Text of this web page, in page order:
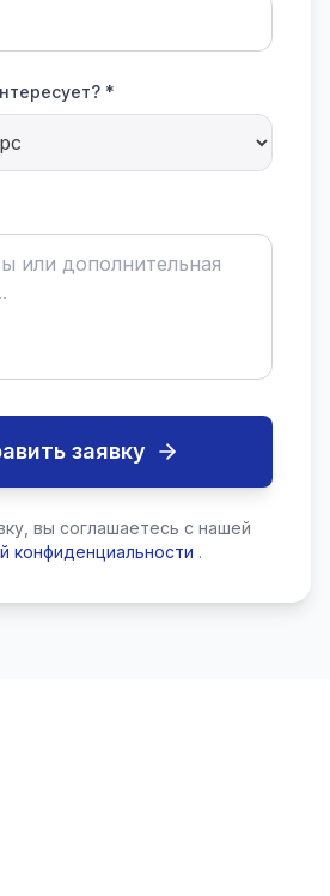
*
заявку
вы соглашаетесь с нашей
конфиденциальности .